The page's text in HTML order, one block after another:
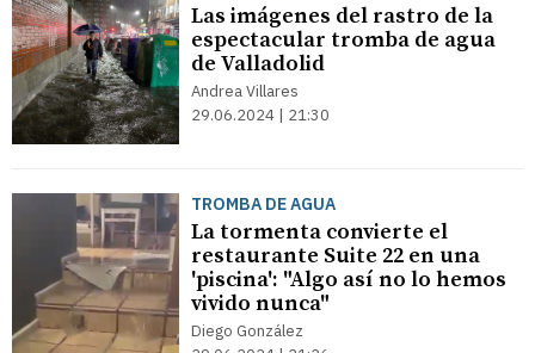
Las imágenes del rastro de la
espectacular tromba de agua
de Valladolid
Andrea Villares
29.06.2024 | 21:30
TROMBA DE AGUA
La tormenta convierte el
restaurante Suite 22 en una
'piscina': "Algo así no lo hemos
vivido nunca"
Diego González